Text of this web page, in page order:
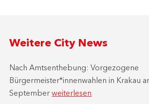
Weitere City News
Nach Amtsenthebung: Vorgezogene
Bürgermeister*innenwahlen in Krakau
Septemberweiterlesen